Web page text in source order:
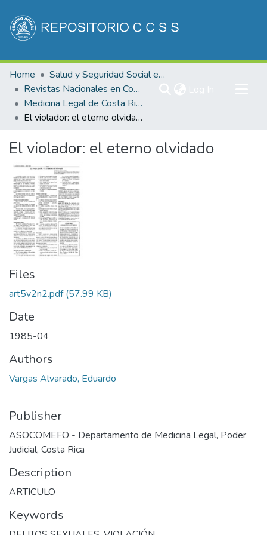
Communities & Collections
All of DSpace
Statistics
Home
Salud y Seguridad Social en Costa Rica
Revistas Nacionales en Costa Rica
Medicina Legal de Costa Rica
El violador: el eterno olvidado
El violador: el eterno olvidado
Files
art5v2n2.pdf(57.99 KB)
Date
1985-04
Authors
Vargas Alvarado, Eduardo
Publisher
ASOCOMEFO - Departamento de Medicina Legal, Poder
Judicial, Costa Rica
Description
ARTICULO
Keywords